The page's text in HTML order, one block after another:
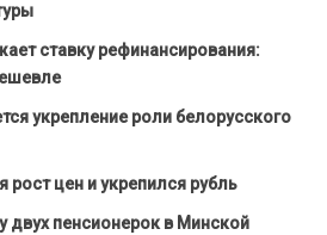
ставку рефинансирования:
укрепление роли белорусского
рост цен и укрепился рубль
пенсионерок в Минской